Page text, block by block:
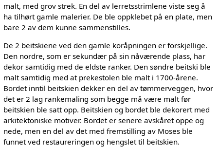
malt, med grov strek. En del av lerretsstrimlene viste seg å
ha tilhørt gamle malerier. De ble oppklebet på en plate, men
bare 2 av dem kunne sammenstilles.
De 2 beitskiene ved den gamle koråpningen er forskjellige.
Den nordre, som er sekundær på sin nåværende plass, har
dekor samtidig med de eldste ranker. Den søndre beitski ble
malt samtidig med at prekestolen ble malt i 1700-årene.
Bordet inntil beitskien dekker en del av tømmerveggen, hvor
det er 2 lag rankemaling som begge må være malt før
beitskien ble satt opp. Beitskien og bordet ble dekorert med
arkitektoniske motiver. Bordet er senere avskåret oppe og
nede, men en del av det med fremstilling av Moses ble
funnet ved restaureringen og hengslet til beitskien.